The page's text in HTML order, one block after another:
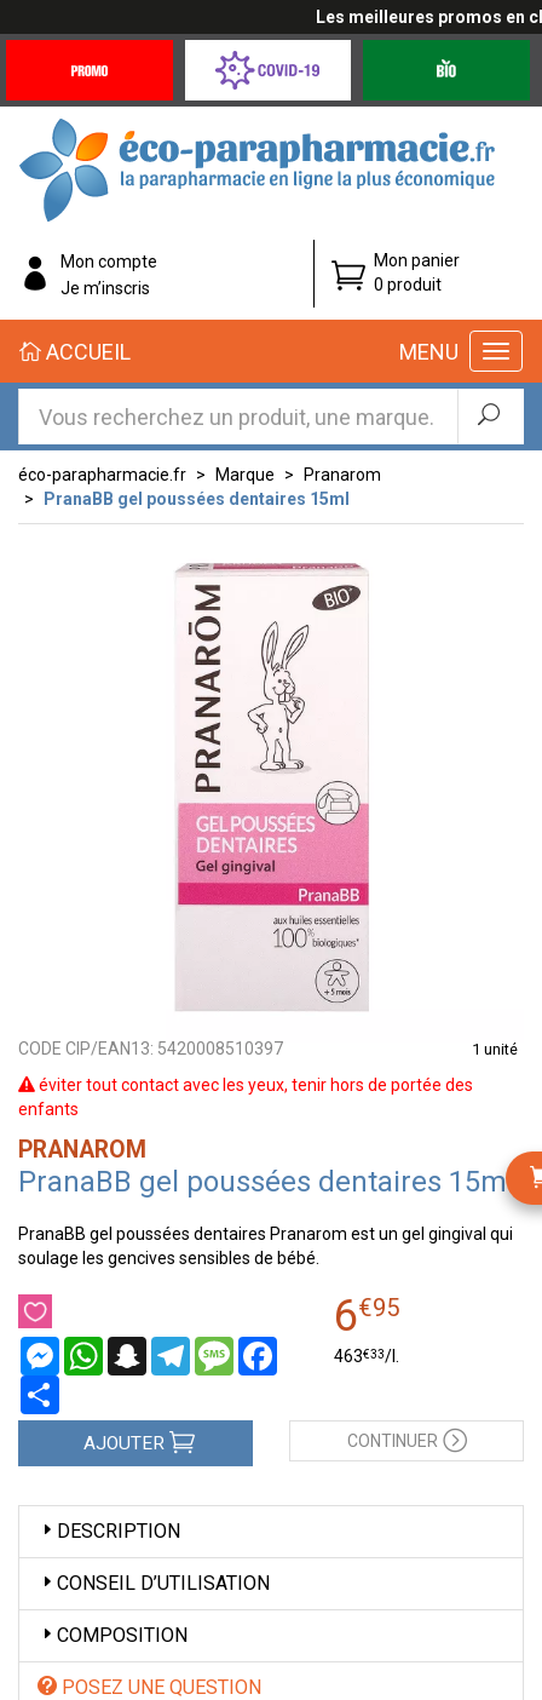
Les meilleures promos en
Offres
Coronavirus
éco-
parapharmacie.fr
éco-
parapharmacie.fr
Mon compte
Je m’inscris
Mon panier
0 produit
MENU
ACCUEIL
éco-parapharmacie.fr Marque
Pranarom
PranaBB gel poussées dentaires 15ml
CODE CIP/EAN13: 5420008510397 1 unité
éviter tout contact avec les yeux, tenir hors de portée des
enfants
PRANAROM
PranaBB gel poussées dentaires 15ml
PranaBB gel poussées dentaires Pranarom est un gel gingival qui
soulage les gencives sensibles de bébé.
MessengerWhatsAppSnapchatTelegramMessageFacebook
6€95
463€33/
AJOUTER CONTINUER
DESCRIPTION
CONSEIL D’UTILISATION
COMPOSITION
POSEZ UNE QUESTION